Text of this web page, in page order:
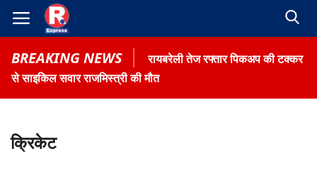
BREAKING NEWS
रायबरेली तेज रफ्तार पिकअप की टक्कर
से साइकिल सवार राजमिस्त्री की मौत
क्रिकेट